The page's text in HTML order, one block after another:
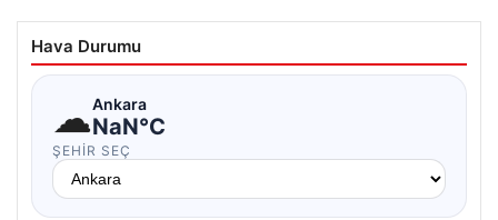
Hava Durumu
☁Ankara
NaN°C
ŞEHIR SEÇ